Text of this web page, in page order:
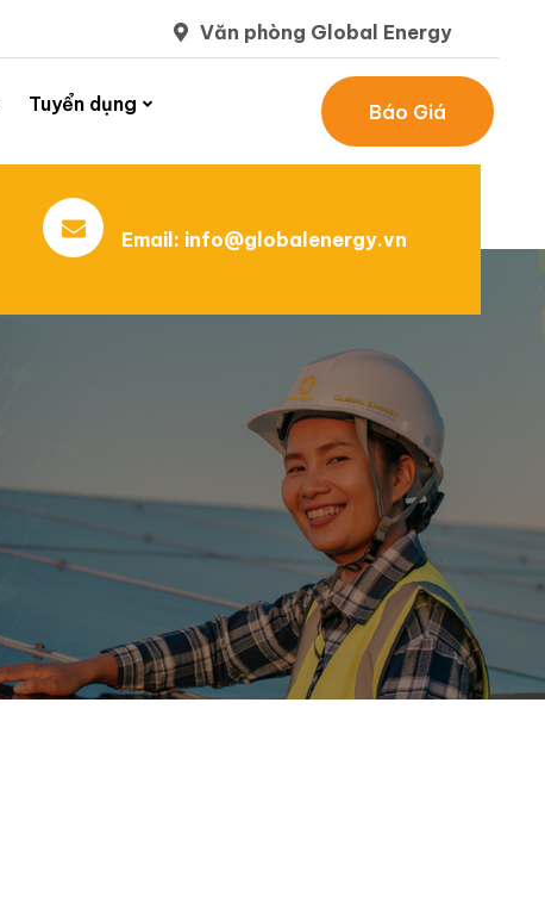
Văn phòng Global Energy
Tuyển dụng Báo Giá
Email: info@globalenergy.vn